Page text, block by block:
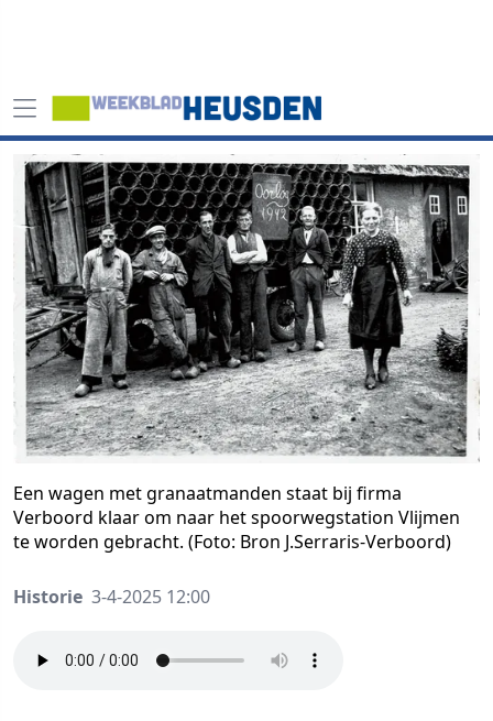
Een wagen met granaatmanden staat bij firma
Verboord klaar om naar het spoorwegstation Vlijmen
te worden gebracht. (Foto: Bron J.Serraris-Verboord)
Historie 3-4-2025 12:00